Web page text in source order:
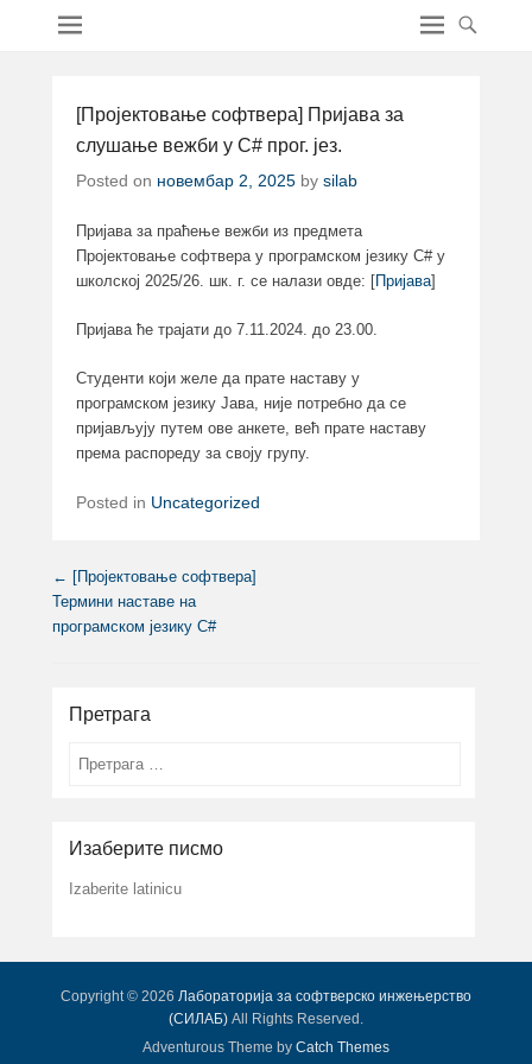
[Пројектовање софтвера] Пријава за
слушање вежби у C# прог. јез.
Posted on новембар 2, 2025 by silab
Пријава за праћење вежби из предмета
Пројектовање софтвера у програмском језику C# у
школској 2025/26. шк. г. се налази овде: [Пријава]
Пријава ће трајати до 7.11.2024. до 23.00.
Студенти који желе да прате наставу у
програмском језику Јава, није потребно да се
пријављују путем ове анкете, већ прате наставу
према распореду за своју групу.
Posted in Uncategorized
Post navigation
← [Пројектовање софтвера]
Термини наставе на
програмском језику C#
Претрага
Search
Изаберите писмо
Izaberite latinicu
Copyright © 2026 Лабораторија за софтверско инжењерство
(СИЛАБ) All Rights Reserved.
Adventurous Theme by Catch Themes